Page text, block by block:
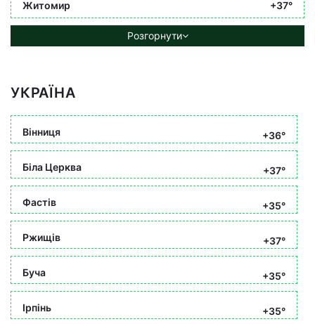
Житомир +37°
Розгорнути
УКРАЇНА
Вінниця +36°
Біла Церква +37°
Фастів +35°
Ржищів +37°
Буча +35°
Ірпінь
+35°